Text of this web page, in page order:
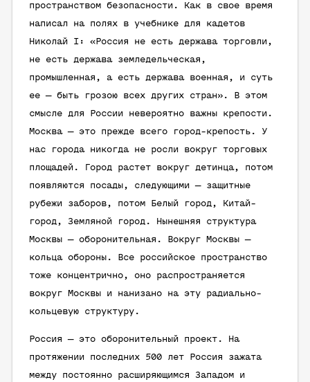
пространством безопасности. Как в свое время
написал на полях в учебнике для кадетов
Николай I: «Россия не есть держава торговли,
не есть держава земледельческая,
промышленная, а есть держава военная, и суть
ее — быть грозою всех других стран». В этом
смысле для России невероятно важны крепости.
Москва — это прежде всего город-крепость. У
нас города никогда не росли вокруг торговых
площадей. Город растет вокруг детинца, потом
появляются посады, следующими — защитные
рубежи заборов, потом Белый город, Китай-
город, Земляной город. Нынешняя структура
Москвы — оборонительная. Вокруг Москвы —
кольца обороны. Все российское пространство
тоже концентрично, оно распространяется
вокруг Москвы и нанизано на эту радиально-
кольцевую структуру.
Россия — это оборонительный проект. На
протяжении последних 500 лет Россия зажата
между постоянно расширяющимся Западом и